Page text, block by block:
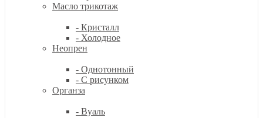
Масло трикотаж
- Кристалл
- Холодное
Неопрен
- Однотонный
- С рисунком
Органза
- Вуаль